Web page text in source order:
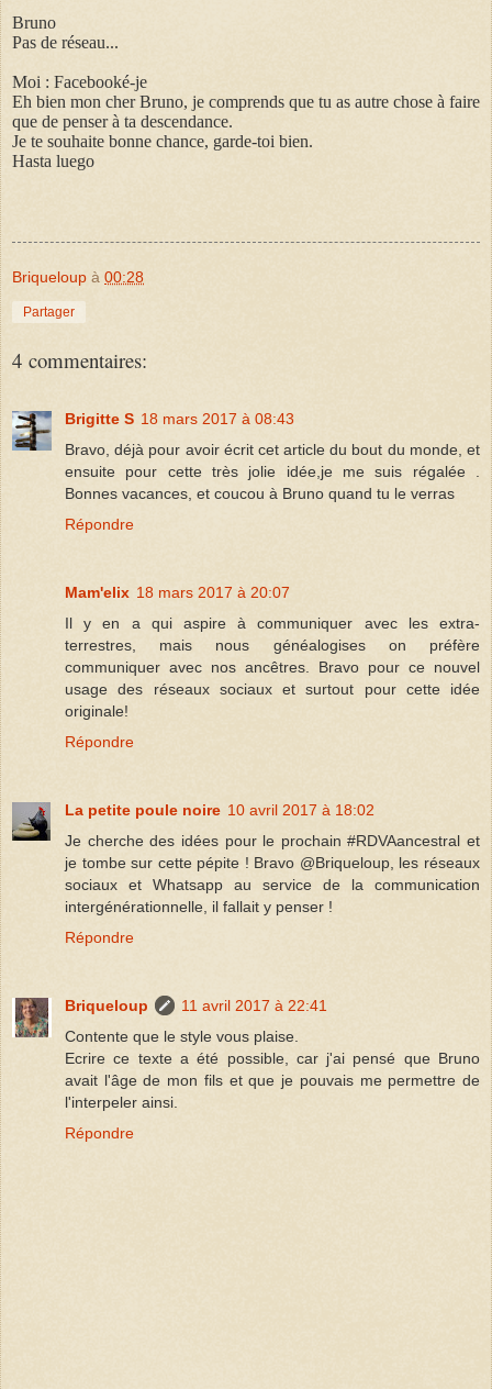
Bruno
Pas de réseau...
Moi : Facebooké-je
Eh bien mon cher Bruno, je comprends que tu as autre chose à faire
que de penser à ta descendance.
Je te souhaite bonne chance, garde-toi bien.
Hasta luego
Briqueloup à 00:28
Partager
4 commentaires:
Brigitte S 18 mars 2017 à 08:43
Bravo, déjà pour avoir écrit cet article du bout du monde, et
ensuite pour cette très jolie idée,je me suis régalée .
Bonnes vacances, et coucou à Bruno quand tu le verras
Répondre
Mam'elix 18 mars 2017 à 20:07
Il y en a qui aspire à communiquer avec les extra-
terrestres, mais nous généalogises on préfère
communiquer avec nos ancêtres. Bravo pour ce nouvel
usage des réseaux sociaux et surtout pour cette idée
originale!
Répondre
La petite poule noire 10 avril 2017 à 18:02
Je cherche des idées pour le prochain #RDVAancestral et
je tombe sur cette pépite ! Bravo @Briqueloup, les réseaux
sociaux et Whatsapp au service de la communication
intergénérationnelle, il fallait y penser !
Répondre
Briqueloup
11 avril 2017 à 22:41
Contente que le style vous plaise.
Ecrire ce texte a été possible, car j'ai pensé que Bruno
avait l'âge de mon fils et que je pouvais me permettre de
l'interpeler ainsi.
Répondre